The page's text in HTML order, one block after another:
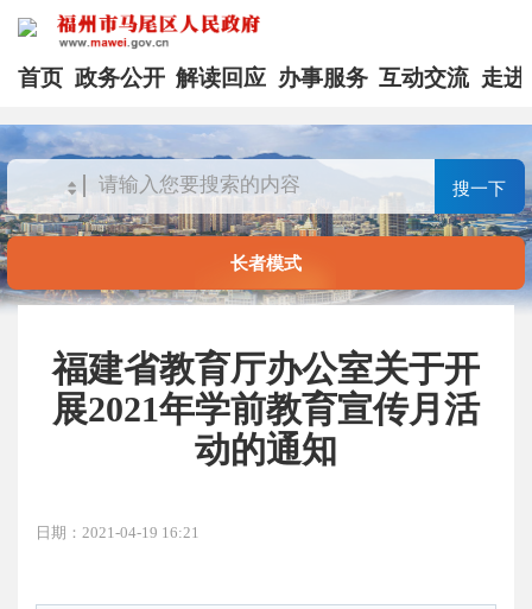
首页 政务公开 解读回应 办事服务 互动交流 走进
搜一下
长者模式
福建省教育厅办公室关于开
展2021年学前教育宣传月活
动的通知
日期：2021-04-19 16:21